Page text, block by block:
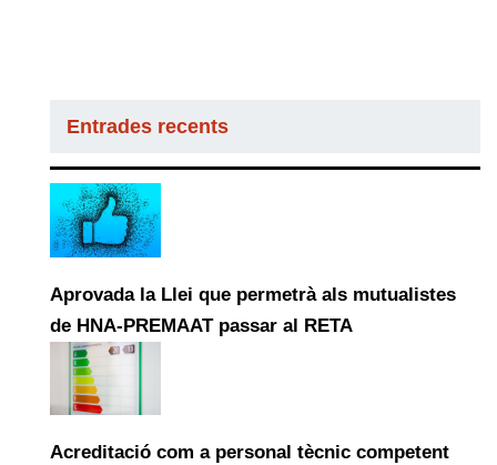
Entrades recents
Aprovada la Llei que permetrà als mutualistes
de HNA-PREMAAT passar al RETA
Acreditació com a personal tècnic competent